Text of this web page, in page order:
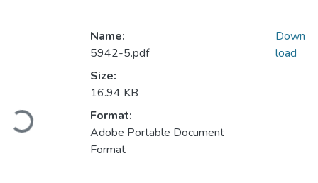
Loading...
Name:
5942-5.pdf
Size:
16.94 KB
Format:
Adobe Portable Document
Format
Down
load